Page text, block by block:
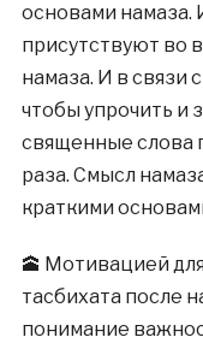
основами намаза.
присутствуют во
намаза. И в связи
чтобы упрочить и
священные слова
раза. Смысл
краткими
🕋 Мотивацией
тасбихата после
понимание